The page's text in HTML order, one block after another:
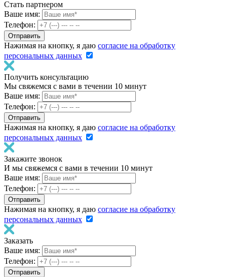
Стать партнером
Ваше имя:
Телефон:
Нажимая на кнопку, я даю согласие на обработку
персональных данных
Получить консультацию
Мы свяжемся с вами в течении 10 минут
Ваше имя:
Телефон:
Нажимая на кнопку, я даю согласие на обработку
персональных данных
Закажите звонок
И мы свяжемся с вами в течении 10 минут
Ваше имя:
Телефон:
Нажимая на кнопку, я даю согласие на обработку
персональных данных
Заказать
Ваше имя:
Телефон: